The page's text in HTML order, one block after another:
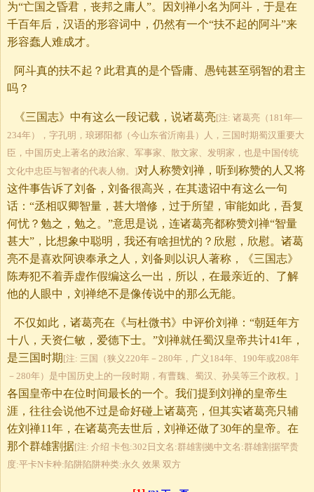
为“亡国之昏君，丧邦之庸人”。因刘禅小名为阿斗，于是在
千百年后，汉语的形容词中，仍然有一个“扶不起的阿斗”来
形容蠢人难成才。
阿斗真的扶不起？此君真的是个昏庸、愚钝甚至弱智的君主
吗？
《三国志》中有这么一段记载，说诸葛亮[注: 诸葛亮（181年—
234年），字孔明，琅琊阳都（今山东省沂南县）人，三国时期蜀汉重要大
臣，中国历史上著名的政治家、军事家、散文家、发明家，也是中国传统
文化中忠臣与智者的代表人物。]对人称赞刘禅，听到称赞的人又将
这件事告诉了刘备，刘备很高兴，在其遗诏中有这么一句
话：“丞相叹卿智量，甚大增修，过于所望，审能如此，吾复
何忧？勉之，勉之。”意思是说，连诸葛亮都称赞刘禅“智量
甚大”，比想象中聪明，我还有啥担忧的？欣慰，欣慰。诸葛
亮不是喜欢阿谀奉承之人，刘备则以识人著称，《三国志》
陈寿犯不着弄虚作假编这么一出，所以，在最亲近的、了解
他的人眼中，刘禅绝不是像传说中的那么无能。
不仅如此，诸葛亮在《与杜微书》中评价刘禅：“朝廷年方
十八，天资仁敏，爱德下士。”刘禅就任蜀汉皇帝共计41年，
是三国时期 [注: 三国（狭义220年－280年，广义184年、190年或208年
－280年）是中国历史上的一段时期，有曹魏、蜀汉、孙吴等三个政权。]
各国皇帝中在位时间最长的一个。我们提到刘禅的皇帝生
涯，往往会说他不过是命好碰上诸葛亮，但其实诸葛亮只辅
佐刘禅11年，在诸葛亮去世后，刘禅还做了30年的皇帝。在
那个群雄割据[注: 介绍 卡包:302日文名:群雄割拠中文名:群雄割据罕贵
度:平卡N卡种:陷阱陷阱种类:永久 效果 双方